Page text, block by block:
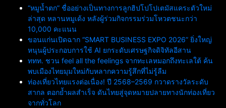
“หมูน้ำตก” ชื่ออย่างเป็นทางการลูกฮิปโปโปเตมัสแคระตัวใหม่
ล่าสุด หลานหมูเด้ง หลังผู้ร่วมกิจกรรมร่วมโหวตชนะกว่า
10,000 คะแนน
ขอนแก่นเปิดฉาก “SMART BUSINESS EXPO 2026” ยิ่งใหญ่
หนุนผู้ประกอบการใช้ AI ยกระดับเศรษฐกิจดิจิทัลอีสาน
ททท. ชวน feel all the feelings จากทะเลหมอกถึงทะเลใต้ ค้น
พบเมืองไทยมุมใหม่กับหลากความรู้สึกที่ไม่รู้ลืม
ท่องเที่ยวไทยแรงต่อเนื่อง! ปี 2568–2569 กวาดรางวัลระดับ
สากล ตอกย้ำผลสำเร็จ ดันไทยสู่จุดหมายปลายทางนักท่องเที่ยว
จากทั่วโลก